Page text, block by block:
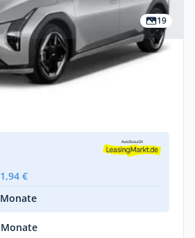
19
150 kW Air Frontantrieb
€
Monate